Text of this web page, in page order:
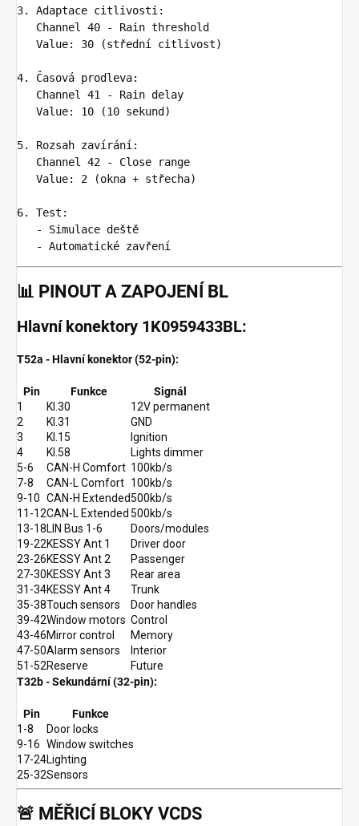
3. Adaptace citlivosti :
Channel 40 - Rain threshold
   Value
: 30 (střední citlivost)
4. Časová prodleva:
Channel 41 - Rain delay
   Value
: 10 (10 sekund)
5. Rozsah zavírání :
Channel 42 - Close range
   Value
: 2 (okna + střecha)
6. Test :
-
Simulace deště
-
Automatické zavření
📊 PINOUT A ZAPOJENÍ BL
Hlavní konektory 1K0959433BL:
T52a - Hlavní konektor (52-pin):
Pin Funkce
Signál
1
Kl.30
12V permanent
2
Kl.31
GND
3
Kl.15
Ignition
4
Kl.58
Lights dimmer
5-6
CAN-H Comfort 100kb/s
7-8
CAN-L Comfort 100kb/s
9-10 CAN-H Extended500kb/s
11-12CAN-L Extended 500kb/s
13-18LIN Bus 1-6
Doors/modules
19-22KESSY Ant 1
Driver door
23-26KESSY Ant 2
Passenger
27-30KESSY Ant 3
Rear area
31-34KESSY Ant 4
Trunk
35-38Touch sensors
Door handles
39-42Window motors Control
43-46Mirror control
Memory
47-50Alarm sensors
Interior
51-52Reserve
Future
T32b - Sekundární (32-pin):
Pin
Funkce
1-8
Door locks
9-16 Window switches
17-24Lighting
25-32Sensors
🚨 MĚŘICÍ BLOKY VCDS